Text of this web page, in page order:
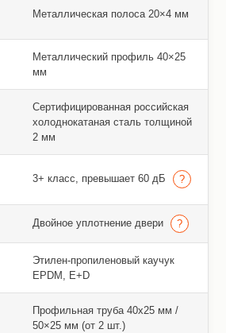
Металлическая полоса 20×4 мм
Металлический профиль 40×25
мм
Сертифицированная российская
холоднокатаная сталь толщиной
2 мм
3+ класс, превышает 60 дБ
Двойное уплотнение двери
Этилен-пропиленовый каучук
EPDM, E+D
Профильная труба 40х25 мм /
50×25 мм (от 2 шт.)